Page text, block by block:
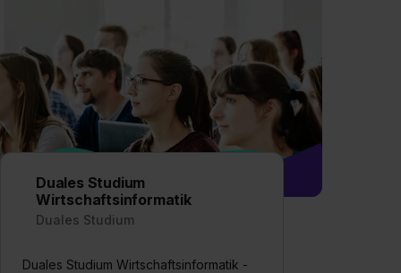
Duales Studium
Wirtschaftsinformatik
Duales Studium
Duales Studium Wirtschaftsinformatik -